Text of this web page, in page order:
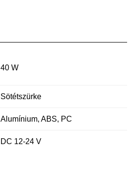
40 W
Sötétszürke
Alumínium, ABS, PC
DC 12-24 V